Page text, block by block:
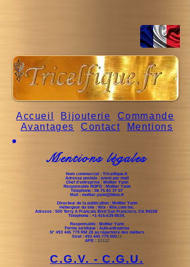
Accueil Bijouterie
Commande
Avantages
Contact Mentions
Mentions légales
Nom commercial : Tricelfique.fr
Adresse postale : envoi par mail
Chef d'entreprise : Mottier Yann
Responsable RGPD : Mottier Yann
Téléphone : 06 75 81 37 07
Mail : mottier.yann@bbox.fr
Directeur de la publication : Mottier Yann
Hébergeur du site : Wix - Wix.com Inc.
Adresse : 500 Terry A François Blvd San Francisco, CA 94158
Téléphone : +1 415-639-9034.
Responsable : Mottier Yann
Forme juridique : Auto-entreprise
N° 493 445 779 RM 28 au répertoire des métiers
Siret : 493 445 779 00033
APE : 3212Z
C.G.V. - C.G.U.